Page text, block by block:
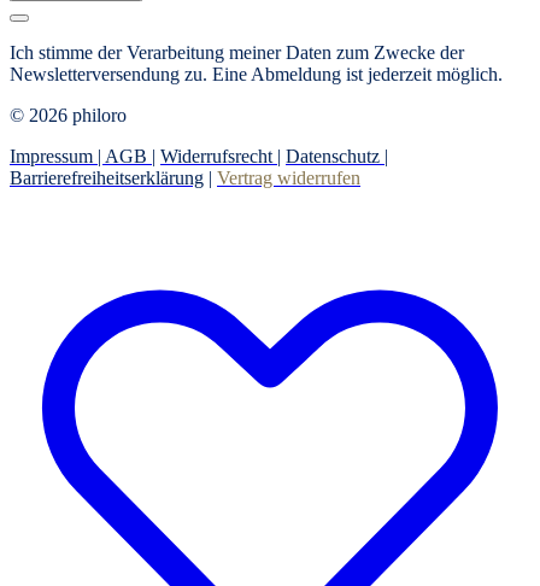
Ich stimme der Verarbeitung meiner Daten zum Zwecke der
Newsletterversendung zu. Eine Abmeldung ist jederzeit möglich.
© 2026 philoro
Impressum | AGB | Widerrufsrecht | Datenschutz |
Barrierefreiheitserklärung | Vertrag widerrufen